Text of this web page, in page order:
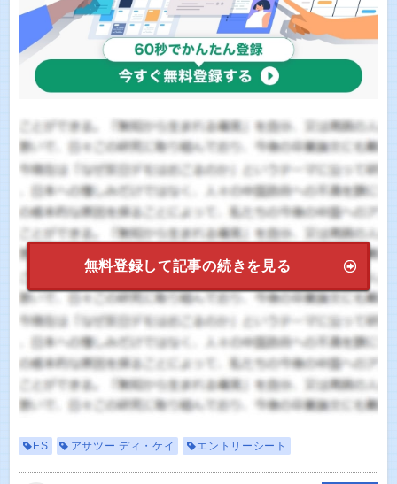
無料登録して記事の続きを見る
ES アサツー ディ・ケイ エントリーシート